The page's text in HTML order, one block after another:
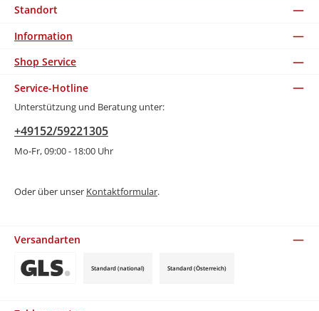
Standort
Information
Shop Service
Service-Hotline
Unterstützung und Beratung unter:
+49152/59221305
Mo-Fr, 09:00 - 18:00 Uhr
Oder über unser Kontaktformular.
Versandarten
Standard (national) Standard (Österreich)